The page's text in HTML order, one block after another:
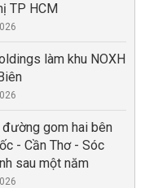
TP HCM
làm khu NOXH
gom hai bên
- Cần Thơ - Sóc
sau một năm